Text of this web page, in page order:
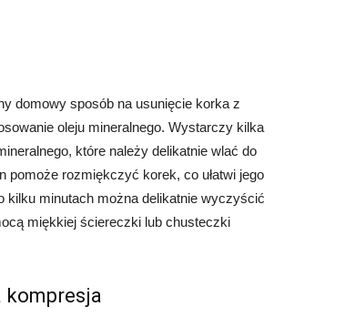
domowy sposób na usunięcie korka z
oleju mineralnego. Wystarczy kilka
które należy delikatnie wlać do
pomoże rozmiękczyć korek, co ułatwi jego
kilku minutach można delikatnie wyczyścić
miękkiej ściereczki lub chusteczki
kompresja